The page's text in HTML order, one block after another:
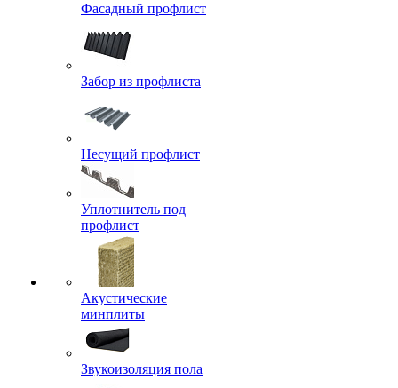
Фасадный профлист
Забор из профлиста
Несущий профлист
Уплотнитель под
профлист
Акустические
минплиты
Звукоизоляция пола